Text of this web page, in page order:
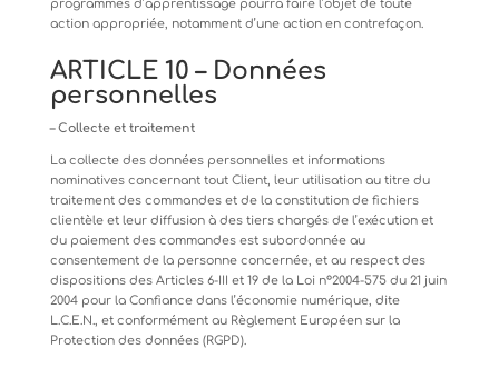
programmes d’apprentissage pourra faire l’objet de toute
action appropriée, notamment d’une action en contrefaçon.
ARTICLE 10 – Données
personnelles
– Collecte et traitement
La collecte des données personnelles et informations
nominatives concernant tout Client, leur utilisation au titre du
traitement des commandes et de la constitution de fichiers
clientèle et leur diffusion à des tiers chargés de l’exécution et
du paiement des commandes est subordonnée au
consentement de la personne concernée, et au respect des
dispositions des Articles 6-III et 19 de la Loi n°2004-575 du 21 juin
2004 pour la Confiance dans l’économie numérique, dite
L.C.E.N., et conformément au Règlement Européen sur la
Protection des données (RGPD).